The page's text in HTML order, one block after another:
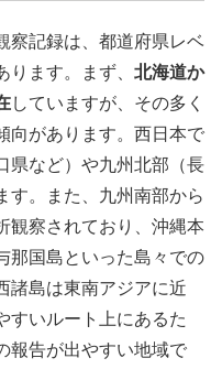
察記録は、都道府県レベ
ます。まず、 北海道か
していますが、その多く
向があります。西日本で
県など）や九州北部（長
す。また、九州南部から
観察されており、沖縄本
那国島といった島々での
諸島は東南アジアに近
すいルート上にあるた
報告が出やすい地域で